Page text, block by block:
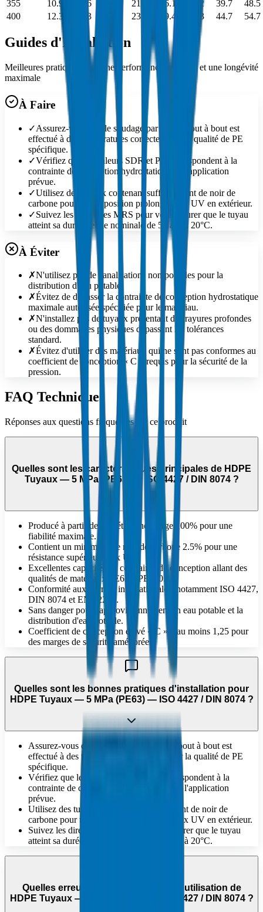
355
10.9 13.6 21.1 26.1 32.2 39.7
48.5
400
12.3 15.3 23.7 29.4 36.3 44.7 54.7
Guides d'Installation
Meilleures pratiques pour une performance optimale et une longévité
maximale
À Faire
✓Assurez-vous que le soudage par fusion bout à bout est
effectué à des températures correctes pour la qualité de PE
spécifique.
✓Vérifiez que les valeurs SDR et PN correspondent à la
contrainte de conception hydrostatique de l'application
prévue.
✓Utilisez des tuyaux contenant suffisamment de noir de
carbone pour une exposition prolongée aux UV en extérieur.
✓Suivez les directives MRS pour vous assurer que le tuyau
atteint sa durée de vie nominale de 50 ans à 20°C.
À Éviter
✗N'utilisez pas de canalisations non potables pour la
distribution d'eau potable.
✗Évitez de dépasser la contrainte de conception hydrostatique
maximale autorisée spécifiée pour le matériau.
✗N'installez pas de tuyaux présentant des rayures profondes
ou des dommages physiques dépassant les tolérances
standard.
✗Évitez d'utiliser des matériaux qui ne sont pas conformes au
coefficient de conception « C » requis pour la sécurité de la
pression.
FAQ Techniques
Réponses aux questions fréquentes sur ce produit
Quelles sont les caractéristiques principales de HDPE
Tuyaux — 5 MPa (PE63) — ISO 4427 / DIN 8074 ?
Producé à partir de polyéthylène vierge 100% pour une
fiabilité maximale.
Contient un minimum de noir de carbone 2.5% pour une
résistance supérieure aux UV.
Excellentes capacités de contrainte de conception allant des
qualités de matériaux PE63 à PE100.
Conformité aux normes internationales, notamment ISO 4427,
DIN 8074 et EN 12201.
Sans danger pour l'approvisionnement en eau potable et la
distribution d'eau potable.
Coefficient de conception élevé « C » d'au moins 1,25 pour
des marges de sécurité améliorées.
Quelles sont les bonnes pratiques d'installation pour
HDPE Tuyaux — 5 MPa (PE63) — ISO 4427 / DIN 8074 ?
Assurez-vous que le soudage par fusion bout à bout est
effectué à des températures correctes pour la qualité de PE
spécifique.
Vérifiez que les valeurs SDR et PN correspondent à la
contrainte de conception hydrostatique de l'application
prévue.
Utilisez des tuyaux contenant suffisamment de noir de
carbone pour une exposition prolongée aux UV en extérieur.
Suivez les directives MRS pour vous assurer que le tuyau
atteint sa durée de vie nominale de 50 ans à 20°C.
Quelles erreurs faut-il éviter lors de l'utilisation de
HDPE Tuyaux — 5 MPa (PE63) — ISO 4427 / DIN 8074 ?